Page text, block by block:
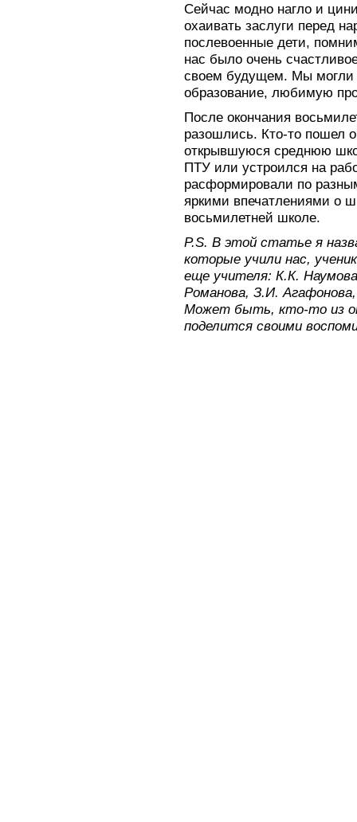
Сейчас модно нагло и
охаивать заслуги перед
послевоенные дети,
нас было очень
своем будущем. Мы могли
образование, любимую
После окончания
разошлись. Кто-то пошел
открывшуюся среднюю
ПТУ или устроился на
расформировали по
яркими впечатлениями о
восьмилетней школе.
P.S. В этой статье я
которые учили нас,
еще учителя: К.К.
Романова, З.И.
Может быть, кто-то из
поделится своими